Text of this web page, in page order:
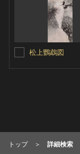
松上鸚鵡図
トップ 詳細検索